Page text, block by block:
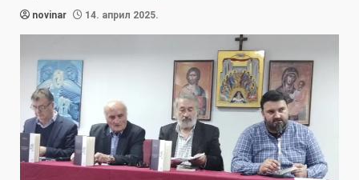
novinar 14. април 2025.